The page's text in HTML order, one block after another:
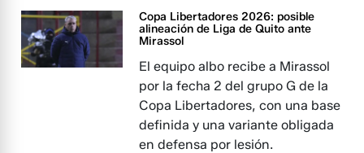
Copa Libertadores 2026: posible
alineación de Liga de Quito ante
Mirassol
El equipo albo recibe a Mirassol
por la fecha 2 del grupo G de la
Copa Libertadores, con una base
definida y una variante obligada
en defensa por lesión.